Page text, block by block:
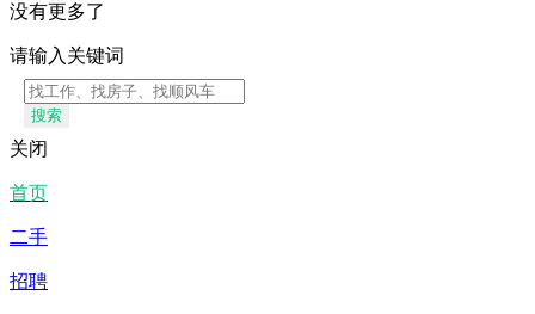
没有更多了
请输入关键词
搜索
关闭
首页
二手
招聘